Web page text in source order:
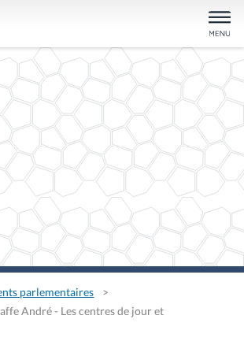
parlementaires
André - Les centres de jour et